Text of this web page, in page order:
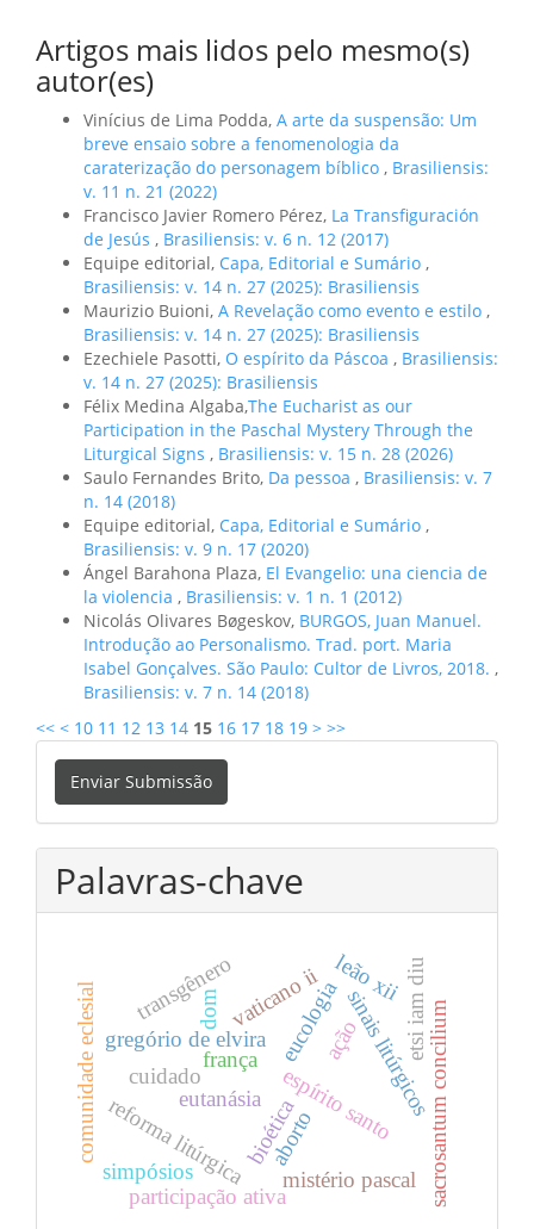
Artigos mais lidos pelo mesmo(s)
autor(es)
Vinícius de Lima Podda, A arte da suspensão: Um
breve ensaio sobre a fenomenologia da
caraterização do personagem bíblico , Brasiliensis:
v. 11 n. 21 (2022)
Francisco Javier Romero Pérez, La Transfiguración
de Jesús , Brasiliensis: v. 6 n. 12 (2017)
Equipe editorial, Capa, Editorial e Sumário ,
Brasiliensis: v. 14 n. 27 (2025): Brasiliensis
Maurizio Buioni, A Revelação como evento e estilo ,
Brasiliensis: v. 14 n. 27 (2025): Brasiliensis
Ezechiele Pasotti, O espírito da Páscoa , Brasiliensis:
v. 14 n. 27 (2025): Brasiliensis
Félix Medina Algaba,​The Eucharist as our
Participation in the Paschal Mystery Through the
Liturgical Signs , Brasiliensis: v. 15 n. 28 (2026)
Saulo Fernandes Brito, Da pessoa , Brasiliensis: v. 7
n. 14 (2018)
Equipe editorial, Capa, Editorial e Sumário ,
Brasiliensis: v. 9 n. 17 (2020)
Ángel Barahona Plaza, El Evangelio: una ciencia de
la violencia , Brasiliensis: v. 1 n. 1 (2012)
Nicolás Olivares Bøgeskov, BURGOS, Juan Manuel.
Introdução ao Personalismo. Trad. port. Maria
Isabel Gonçalves. São Paulo: Cultor de Livros, 2018. ,
Brasiliensis: v. 7 n. 14 (2018)
<< < 10 11 12 13 14 15 16 17 18 19 > >>
Enviar
Submissão
Enviar Submissão
Palavras-chave
gregório de elvira
espírito santo
dom
ação
bioética
eutanásia
transgênero
aborto
cuidado
reforma litúrgica
vaticano ii
participação ativa
sinais litúrgicos
mistério pascal sacrosantum concilium
eucologialeão xiietsi iam diu
comunidade eclesial
simpósios
frança